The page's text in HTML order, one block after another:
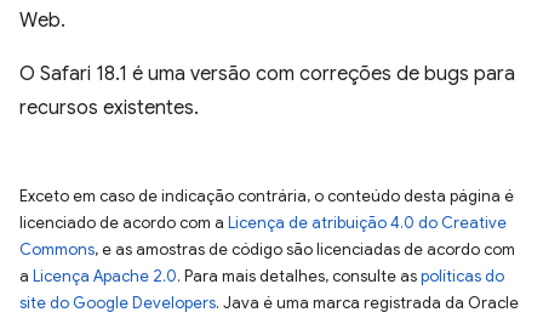
Web.
O Safari 18.1 é uma versão com correções de bugs para
recursos existentes.
Exceto em caso de indicação contrária, o conteúdo desta página é
licenciado de acordo com a Licença de atribuição 4.0 do Creative
Commons, e as amostras de código são licenciadas de acordo com
a Licença Apache 2.0. Para mais detalhes, consulte aspolíticas do
site do Google Developers. Java é uma marca registrada da Oracle